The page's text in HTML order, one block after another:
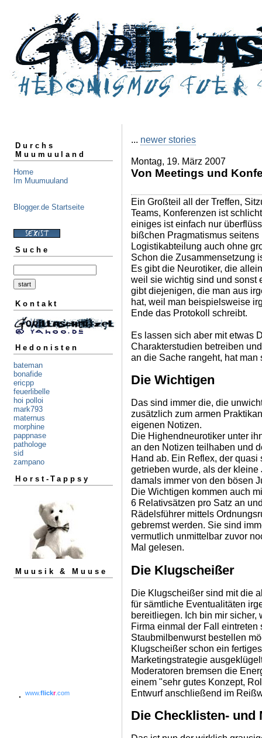
Durchs
Muumuuland
Home
Im Muumuuland
Blogger.de Startseite
Suche
Kontakt
Hedonisten
bateman
bonafide
ericpp
feuerlibelle
hoi polloi
mark793
maternus
morphine
pappnase
pathologe
sid
zampano
Horst-Tappsy
Muusik & Muuse
www.flickr.com
... newer stories
Montag, 19. März 2007
Von Meetings und
Ein Großteil all der Treffen,
Teams, Konferenzen ist
einiges ist einfach nur
bißchen Pragmatismus
Logistikabteilung auch ohne
Schon die Zusammensetzung
Es gibt die Neurotiker, die
weil sie wichtig sind und sonst
gibt diejenigen, die man aus
hat, weil man beispielsweise
Ende das Protokoll schreibt.
Es lassen sich aber mit etwas
Charakterstudien betreiben
an die Sache rangeht, hat
Die Wichtigen
Das sind immer die, die
zusätzlich zum armen
eigenen Notizen.
Die Highendneurotiker unter
an den Notizen teilhaben und
Hand ab. Ein Reflex, der
getrieben wurde, als der
damals immer von den bösen
Die Wichtigen kommen auch
6 Relativsätzen pro Satz an
Rädelsführer mittels
gebremst werden. Sie sind
vermutlich unmittelbar zuvor
Mal gelesen.
Die Klugscheißer
Die Klugscheißer sind mit die
für sämtliche Eventualitäten
bereitliegen. Ich bin mir
Firma einmal der Fall
Staubmilbenwurst bestellen
Klugscheißer schon ein
Marketingstrategie
Moderatoren bremsen die
einem "sehr gutes Konzept,
Entwurf anschließend im
Die Checklisten-